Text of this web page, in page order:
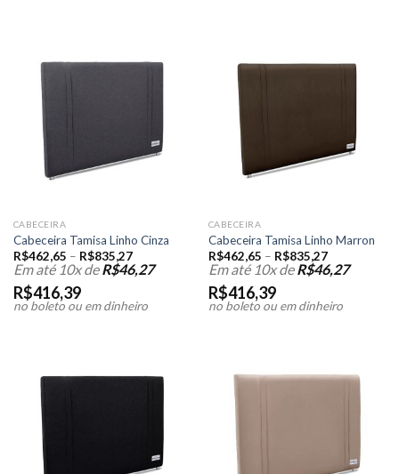
CABECEIRA
Cabeceira Tamisa Linho Cinza
R$462,65 – R$835,27
Em até 10x deR$46,27
R$416,39
no boleto ou em dinheiro
CABECEIRA
Cabeceira Tamisa Linho Marron
R$462,65 – R$835,27
Em até 10x deR$46,27
R$416,39
no boleto ou em dinheiro